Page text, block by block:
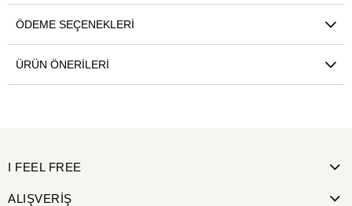
ÖDEME SEÇENEKLERI
ÜRÜN ÖNERILERI
I FEEL FREE
ALIŞVERİŞ